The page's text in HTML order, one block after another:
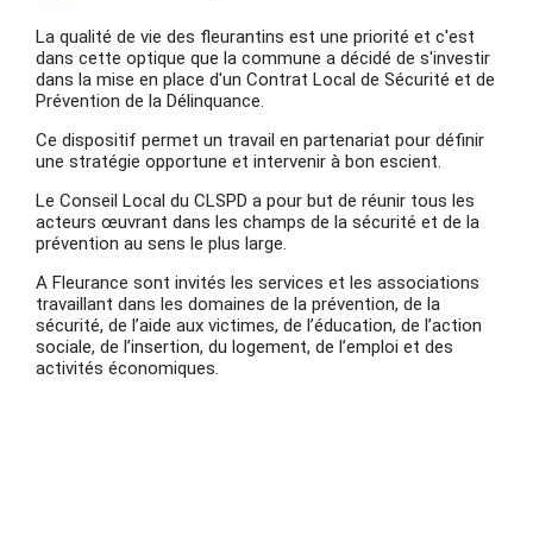
La qualité de vie des fleurantins est une priorité et c'est
dans cette optique que la commune a décidé de s'investir
dans la mise en place d'un Contrat Local de Sécurité et de
Prévention de la Délinquance.
Ce dispositif permet un travail en partenariat pour définir
une stratégie opportune et intervenir à bon escient.
Le Conseil Local du CLSPD a pour but de réunir tous les
acteurs œuvrant dans les champs de la sécurité et de la
prévention au sens le plus large.
A Fleurance sont invités les services et les associations
travaillant dans les domaines de la prévention, de la
sécurité, de l’aide aux victimes, de l’éducation, de l’action
sociale, de l’insertion, du logement, de l’emploi et des
activités économiques.